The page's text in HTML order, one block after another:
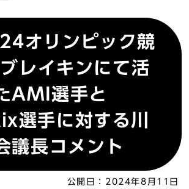
オリンピック競
レイキンにて活
AMI選手と
選手に対する川
議長コメント
公開日： 2024年8月11日